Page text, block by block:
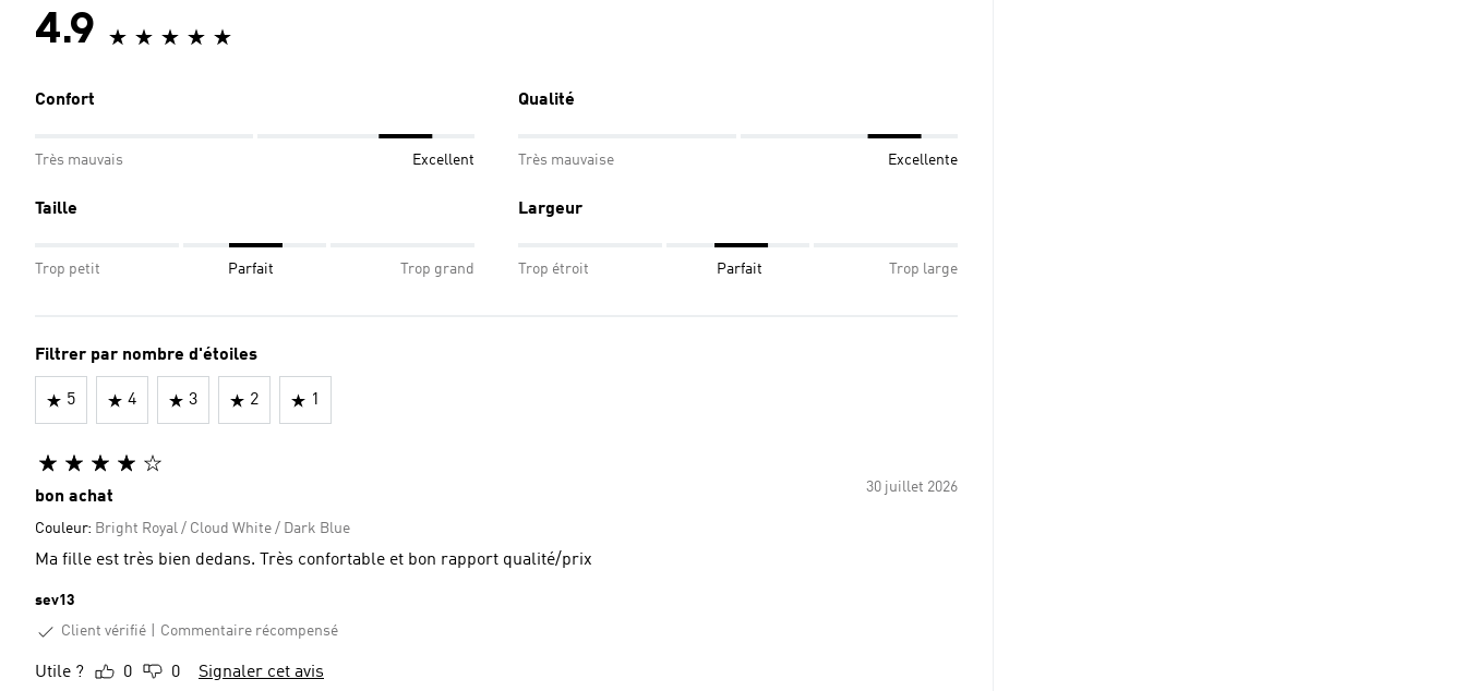
4.9
Confort
Très mauvais Excellent
Qualité
Très mauvaise Excellente
Taille
Trop petit Parfait Trop grand
Largeur
Trop étroit Parfait Trop large
Filtrer par nombre d'étoiles
5 4 3 2 1
30 juillet 2026
bon achat
Couleur: Bright Royal / Cloud White / Dark Blue
Ma fille est très bien dedans. Très confortable et bon rapport qualité/prix
sev13
Client vérifié
Commentaire récompensé
Utile ? 0 0 Signaler cet avis